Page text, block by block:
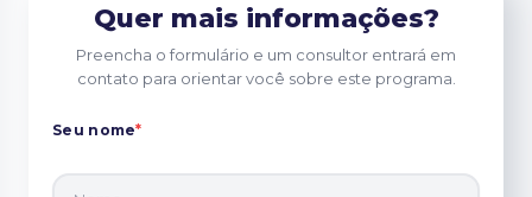
Quer mais informações?
Preencha o formulário e um consultor entrará em
contato para orientar você sobre este programa.
Seu nome*